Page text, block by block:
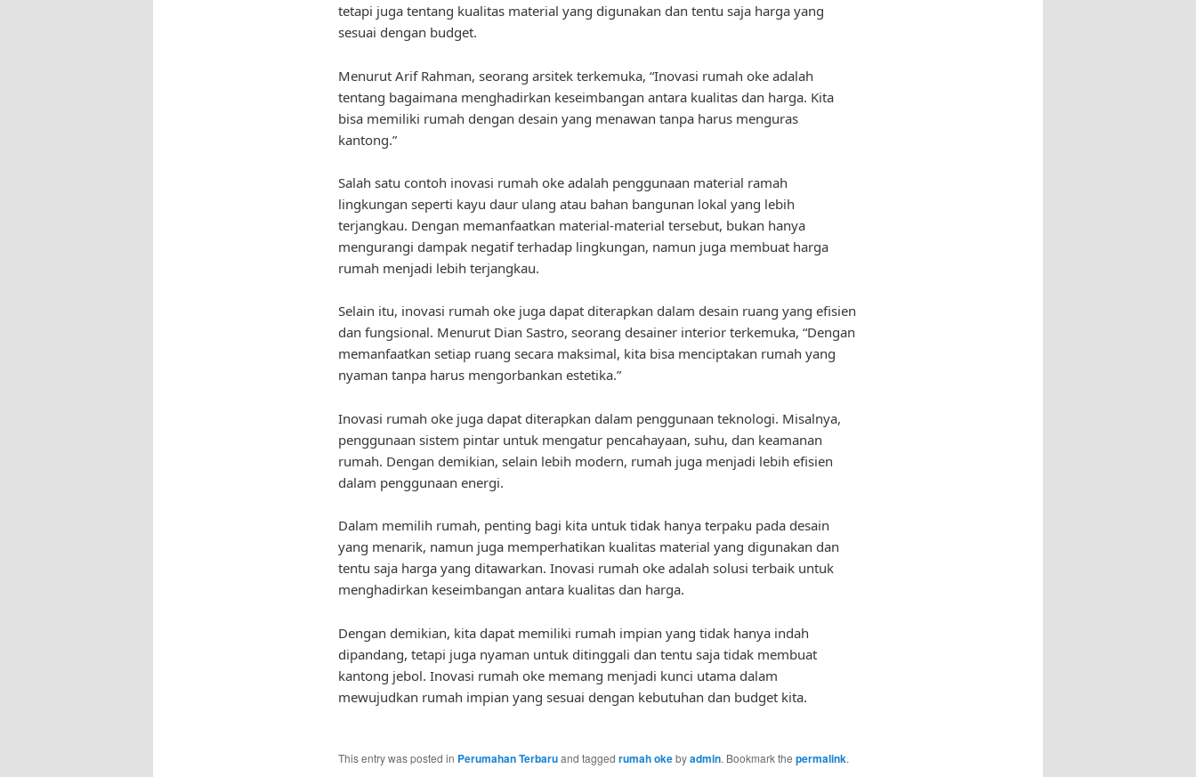
tetapi juga tentang kualitas material yang digunakan dan tentu saja harga yang
sesuai dengan budget.
Menurut Arif Rahman, seorang arsitek terkemuka, “Inovasi rumah oke adalah
tentang bagaimana menghadirkan keseimbangan antara kualitas dan harga. Kita
bisa memiliki rumah dengan desain yang menawan tanpa harus menguras
kantong.”
Salah satu contoh inovasi rumah oke adalah penggunaan material ramah
lingkungan seperti kayu daur ulang atau bahan bangunan lokal yang lebih
terjangkau. Dengan memanfaatkan material-material tersebut, bukan hanya
mengurangi dampak negatif terhadap lingkungan, namun juga membuat harga
rumah menjadi lebih terjangkau.
Selain itu, inovasi rumah oke juga dapat diterapkan dalam desain ruang yang efisien
dan fungsional. Menurut Dian Sastro, seorang desainer interior terkemuka, “Dengan
memanfaatkan setiap ruang secara maksimal, kita bisa menciptakan rumah yang
nyaman tanpa harus mengorbankan estetika.”
Inovasi rumah oke juga dapat diterapkan dalam penggunaan teknologi. Misalnya,
penggunaan sistem pintar untuk mengatur pencahayaan, suhu, dan keamanan
rumah. Dengan demikian, selain lebih modern, rumah juga menjadi lebih efisien
dalam penggunaan energi.
Dalam memilih rumah, penting bagi kita untuk tidak hanya terpaku pada desain
yang menarik, namun juga memperhatikan kualitas material yang digunakan dan
tentu saja harga yang ditawarkan. Inovasi rumah oke adalah solusi terbaik untuk
menghadirkan keseimbangan antara kualitas dan harga.
Dengan demikian, kita dapat memiliki rumah impian yang tidak hanya indah
dipandang, tetapi juga nyaman untuk ditinggali dan tentu saja tidak membuat
kantong jebol. Inovasi rumah oke memang menjadi kunci utama dalam
mewujudkan rumah impian yang sesuai dengan kebutuhan dan budget kita.
This entry was posted in Perumahan Terbaruand tagged rumah okebyadmin. Bookmark the permalink.